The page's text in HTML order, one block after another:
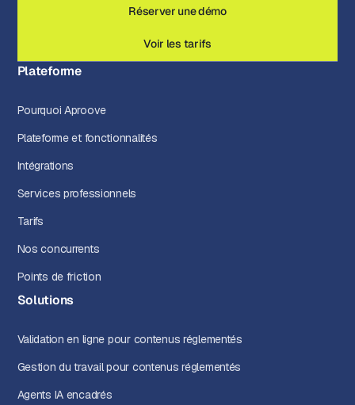
Réserver une démo
Voir les tarifs
Plateforme
Pourquoi Aproove
Plateforme et fonctionnalités
Intégrations
Services professionnels
Tarifs
Nos concurrents
Points de friction
Solutions
Validation en ligne pour contenus réglementés
Gestion du travail pour contenus réglementés
Agents IA encadrés